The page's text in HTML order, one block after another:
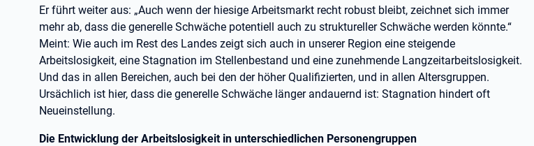
Er führt weiter aus: „Auch wenn der hiesige Arbeitsmarkt recht robust bleibt, zeichnet sich immer
mehr ab, dass die generelle Schwäche potentiell auch zu struktureller Schwäche werden könnte.“
Meint: Wie auch im Rest des Landes zeigt sich auch in unserer Region eine steigende
Arbeitslosigkeit, eine Stagnation im Stellenbestand und eine zunehmende Langzeitarbeitslosigkeit.
Und das in allen Bereichen, auch bei den der höher Qualifizierten, und in allen Altersgruppen.
Ursächlich ist hier, dass die generelle Schwäche länger andauernd ist: Stagnation hindert oft
Neueinstellung.
Die Entwicklung der Arbeitslosigkeit in unterschiedlichen Personengruppen